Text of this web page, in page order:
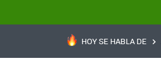
HOY SE HABLA DE